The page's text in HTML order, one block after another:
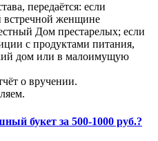
передаётся: если
встречной женщине
Дом престарелых; если
с продуктами питания,
дом или в малоимущую
о вручении.
букет за 500-1000 руб.?